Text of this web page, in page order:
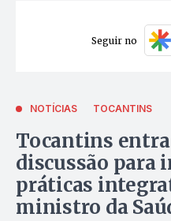
Seguir no
NOTÍCIAS TOCANTINS
Tocantins entra
discussão para
práticas
ministro da